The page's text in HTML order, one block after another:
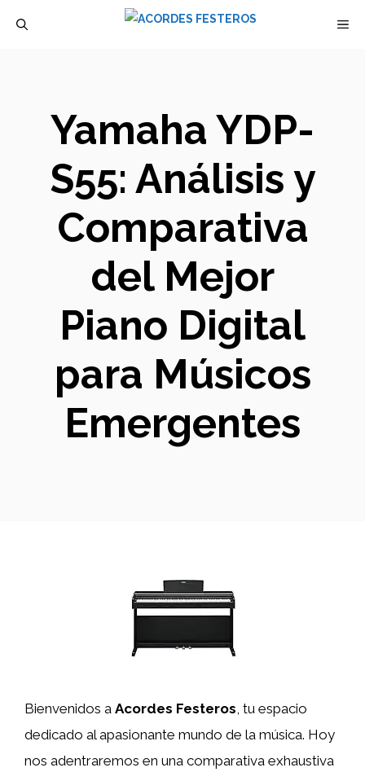
Yamaha YDP-
S55: Análisis y
Comparativa
del Mejor
Piano Digital
para Músicos
Emergentes
Bienvenidos a Acordes Festeros, tu espacio
dedicado al apasionante mundo de la música. Hoy
nos adentraremos en una comparativa exhaustiva